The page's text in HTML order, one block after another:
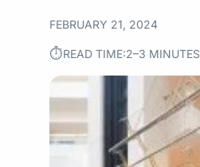
FEBRUARY 21, 2024
⏱︎READ TIME:2–3 MINUTES